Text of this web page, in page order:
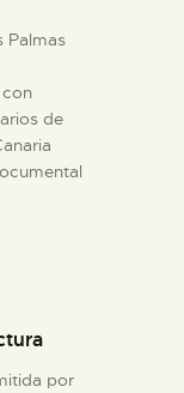
Palmas
de
por